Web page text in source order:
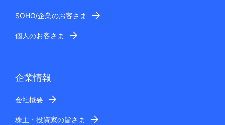
SOHO/企業のお客さま
個人のお客さま
企業情報
会社概要
株主・投資家の皆さま